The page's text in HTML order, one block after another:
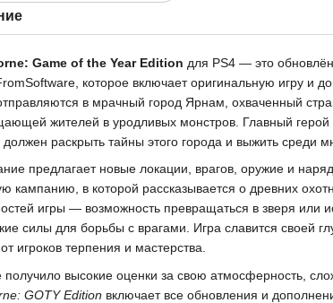
Game of the Year Edition для PS4 — это
которое включает оригинальную игру и
в мрачный город Ярнам, охваченный
жителей в уродливых монстров. Главный
должен раскрыть тайны этого города и выжить среди
предлагает новые локации, врагов, оружие и
кампанию, в которой рассказывается о древних
игры — возможность превращаться в зверя или
силы для борьбы с врагами. Игра славится своей
игроков терпения и мастерства.
получило высокие оценки за свою атмосферность,
GOTY Edition включает все обновления и